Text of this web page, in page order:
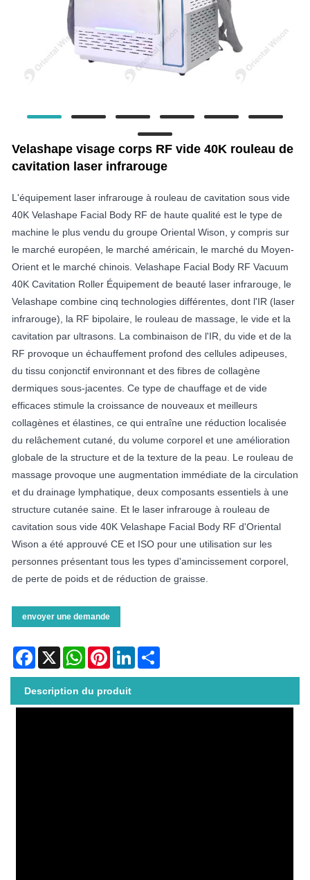
Velashape visage corps RF vide 40K rouleau de
cavitation laser infrarouge
L'équipement laser infrarouge à rouleau de cavitation sous vide
40K Velashape Facial Body RF de haute qualité est le type de
machine le plus vendu du groupe Oriental Wison, y compris sur
le marché européen, le marché américain, le marché du Moyen-
Orient et le marché chinois. Velashape Facial Body RF Vacuum
40K Cavitation Roller Équipement de beauté laser infrarouge, le
Velashape combine cinq technologies différentes, dont l'IR (laser
infrarouge), la RF bipolaire, le rouleau de massage, le vide et la
cavitation par ultrasons. La combinaison de l'IR, du vide et de la
RF provoque un échauffement profond des cellules adipeuses,
du tissu conjonctif environnant et des fibres de collagène
dermiques sous-jacentes. Ce type de chauffage et de vide
efficaces stimule la croissance de nouveaux et meilleurs
collagènes et élastines, ce qui entraîne une réduction localisée
du relâchement cutané, du volume corporel et une amélioration
globale de la structure et de la texture de la peau. Le rouleau de
massage provoque une augmentation immédiate de la circulation
et du drainage lymphatique, deux composants essentiels à une
structure cutanée saine. Et le laser infrarouge à rouleau de
cavitation sous vide 40K Velashape Facial Body RF d'Oriental
Wison a été approuvé CE et ISO pour une utilisation sur les
personnes présentant tous les types d'amincissement corporel,
de perte de poids et de réduction de graisse.
envoyer une demande
Facebook
X WhatsAppPinterestLinkedIn
Description du produit